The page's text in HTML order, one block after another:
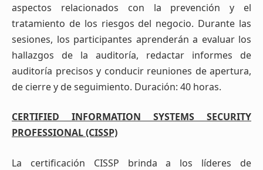
aspectos relacionados con la prevención y el
tratamiento de los riesgos del negocio. Durante las
sesiones, los participantes aprenderán a evaluar los
hallazgos de la auditoría, redactar informes de
auditoría precisos y conducir reuniones de apertura,
de cierre y de seguimiento. Duración: 40 horas.
CERTIFIED INFORMATION SYSTEMS SECURITY
PROFESSIONAL (CISSP)
La certificación CISSP brinda a los líderes de